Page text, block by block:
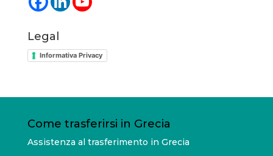
Legal
Informativa Privacy
Come trasferirsi in Grecia
Assistenza al trasferimento in Grecia